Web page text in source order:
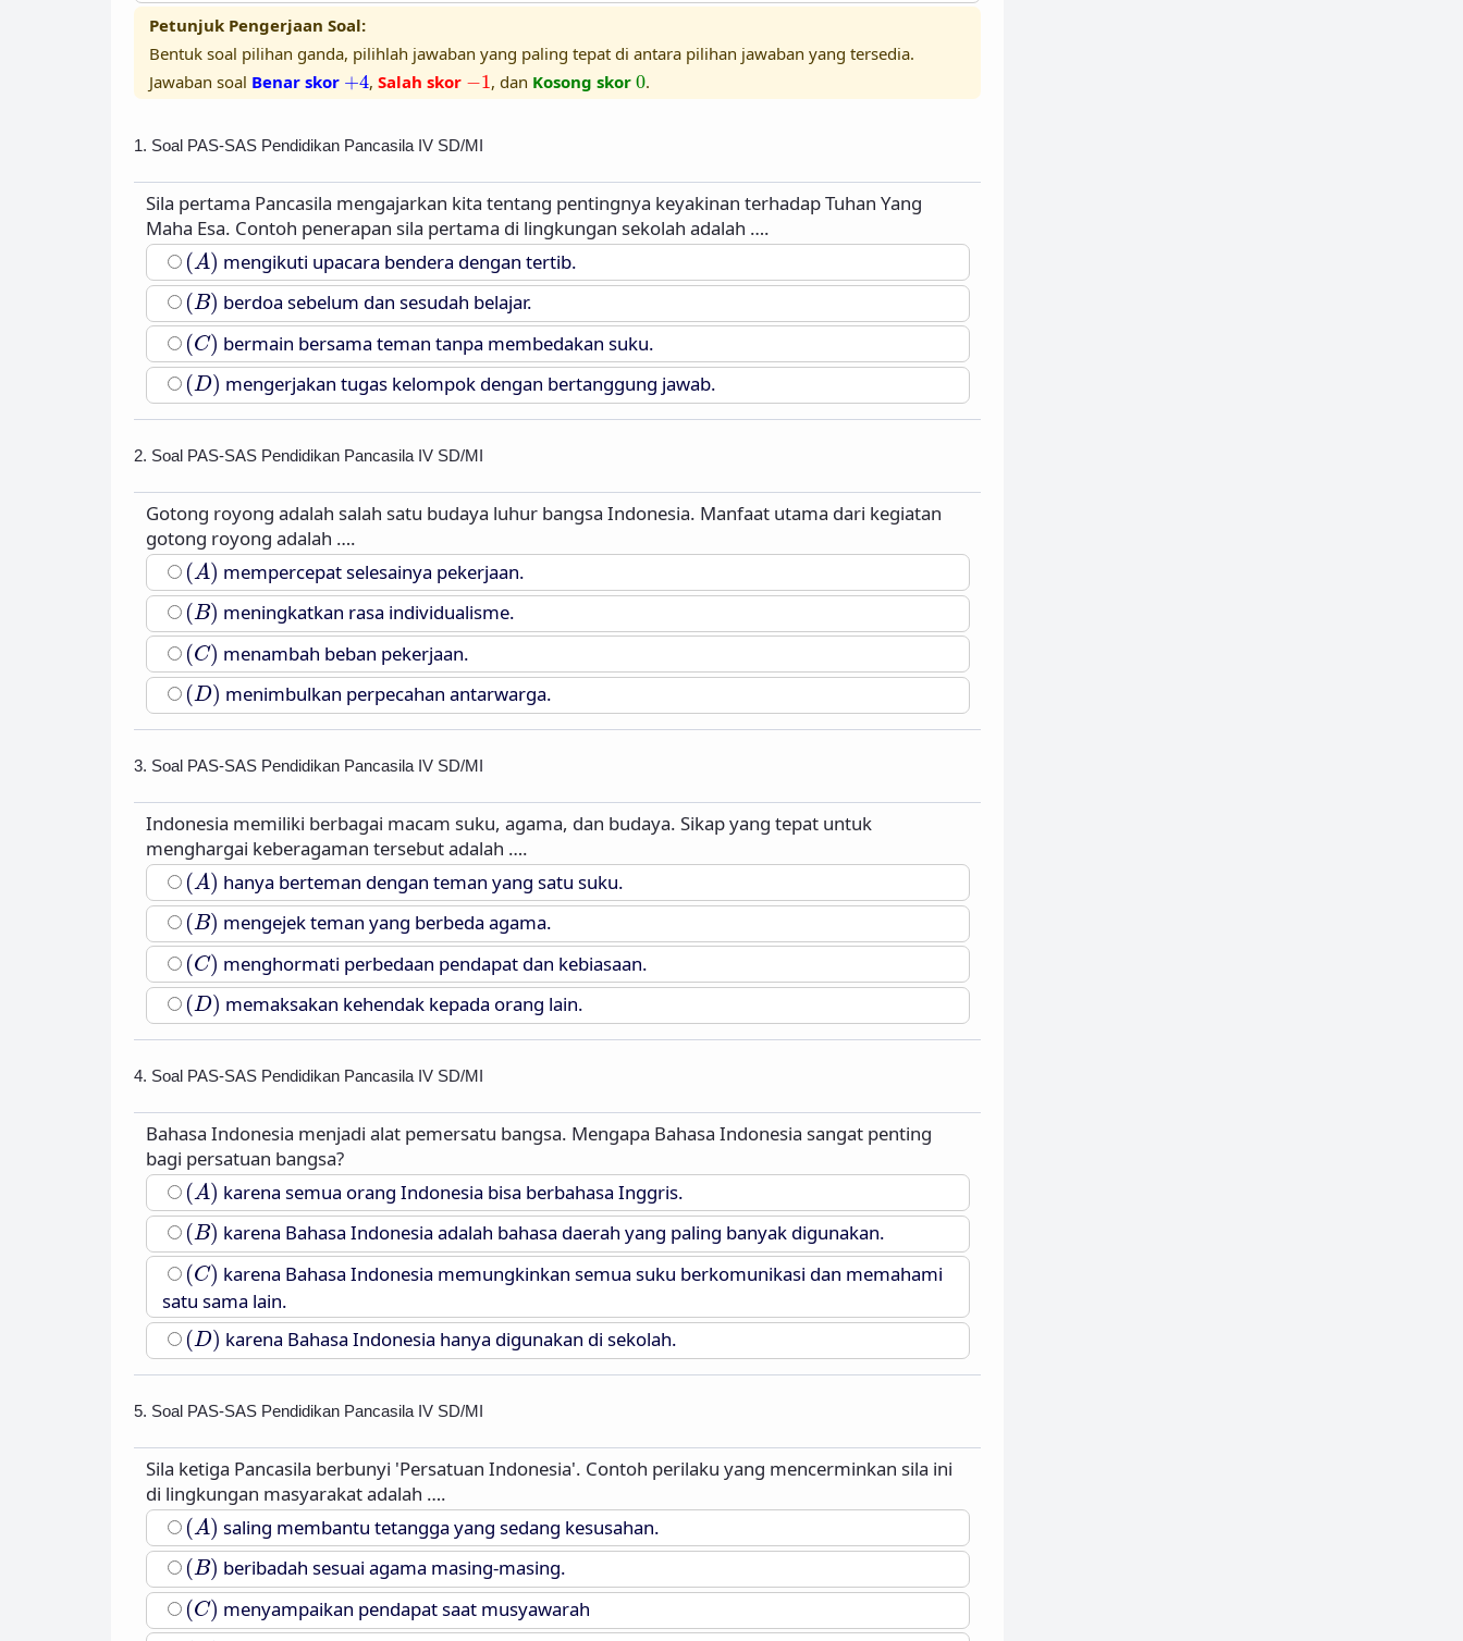
Petunjuk Pengerjaan Soal:
Bentuk soal pilihan ganda, pilihlah jawaban yang paling tepat di antara pilihan jawaban yang tersedia.
Jawaban soal Benar skor +4
+ 4 , Salah skor −1
1 , dan Kosong skor 0
0.
1. Soal PAS-SAS Pendidikan Pancasila IV SD/MI
Sila pertama Pancasila mengajarkan kita tentang pentingnya keyakinan terhadap Tuhan Yang
Maha Esa. Contoh penerapan sila pertama di lingkungan sekolah adalah ….
(A)
(A) mengikuti upacara bendera dengan tertib.
(B)
(B) berdoa sebelum dan sesudah belajar.
(C)
(C) bermain bersama teman tanpa membedakan suku.
(D)
(D) mengerjakan tugas kelompok dengan bertanggung jawab.
2. Soal PAS-SAS Pendidikan Pancasila IV SD/MI
Gotong royong adalah salah satu budaya luhur bangsa Indonesia. Manfaat utama dari kegiatan
gotong royong adalah ….
(A)
(A) mempercepat selesainya pekerjaan.
(B)
(B) meningkatkan rasa individualisme.
(C)
(C) menambah beban pekerjaan.
(D)
(D) menimbulkan perpecahan antarwarga.
3. Soal PAS-SAS Pendidikan Pancasila IV SD/MI
Indonesia memiliki berbagai macam suku, agama, dan budaya. Sikap yang tepat untuk
menghargai keberagaman tersebut adalah ….
(A)
(A) hanya berteman dengan teman yang satu suku.
(B)
(B) mengejek teman yang berbeda agama.
(C)
(C) menghormati perbedaan pendapat dan kebiasaan.
(D)
(D) memaksakan kehendak kepada orang lain.
4. Soal PAS-SAS Pendidikan Pancasila IV SD/MI
Bahasa Indonesia menjadi alat pemersatu bangsa. Mengapa Bahasa Indonesia sangat penting
bagi persatuan bangsa?
(A)
(A) karena semua orang Indonesia bisa berbahasa Inggris.
(B)
(B) karena Bahasa Indonesia adalah bahasa daerah yang paling banyak digunakan.
(C)
(C) karena Bahasa Indonesia memungkinkan semua suku berkomunikasi dan memahami
satu sama lain.
(D)
(D) karena Bahasa Indonesia hanya digunakan di sekolah.
5. Soal PAS-SAS Pendidikan Pancasila IV SD/MI
Sila ketiga Pancasila berbunyi 'Persatuan Indonesia'. Contoh perilaku yang mencerminkan sila ini
di lingkungan masyarakat adalah ….
(A)
(A) saling membantu tetangga yang sedang kesusahan.
(B)
(B) beribadah sesuai agama masing-masing.
(C)
(C) menyampaikan pendapat saat musyawarah